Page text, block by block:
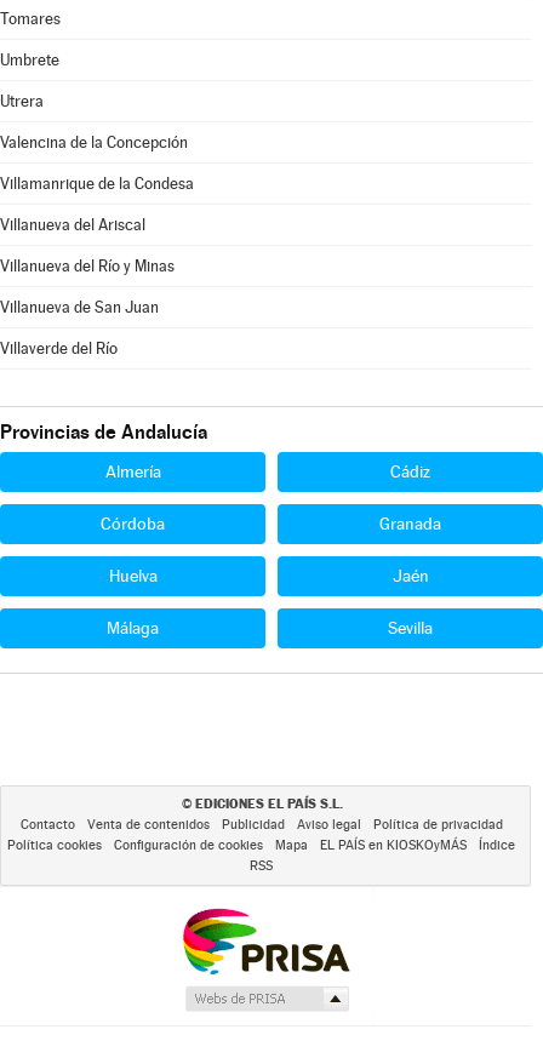
Tomares
Umbrete
Utrera
Valencina de la Concepción
Villamanrique de la Condesa
Villanueva del Ariscal
Villanueva del Río y Minas
Villanueva de San Juan
Villaverde del Río
Provincias de Andalucía
Almería Cádiz
Córdoba Granada
Huelva Jaén
Málaga Sevilla
© EDICIONES EL PAÍS S.L.
Contacto Venta de contenidos Publicidad Aviso legal
Política de privacidad
Política cookies
Configuración de cookies Mapa EL PAÍS en KIOSKOyMÁS
Índice
RSS